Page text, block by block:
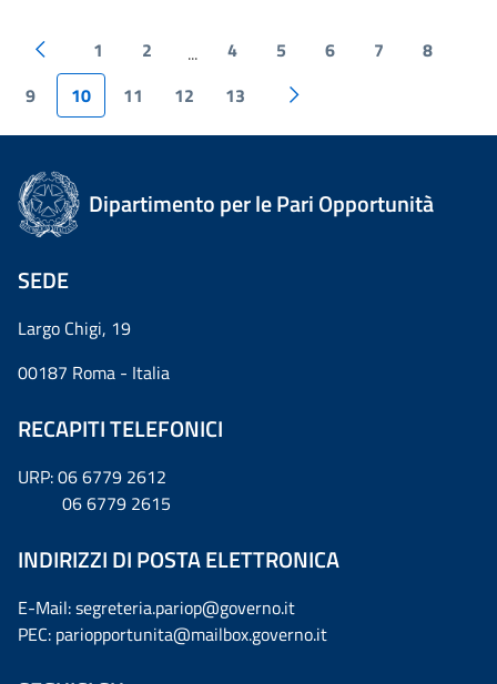
1 2 ... 4 5 6 7
8
9
10 11 12 13
Dipartimento per le Pari Opportunità
SEDE
Largo Chigi, 19
00187 Roma - Italia
RECAPITI TELEFONICI
URP: 06 6779 2612
06 6779 2615
INDIRIZZI DI POSTA ELETTRONICA
E-Mail: segreteria.pariop@governo.it
PEC: pariopportunita@mailbox.governo.it